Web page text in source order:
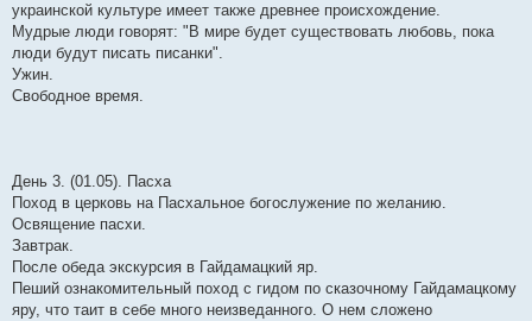
украинской культуре имеет также древнее происхождение.
Мудрые люди говорят: "В мире будет существовать любовь, пока
люди будут писать писанки".
Ужин.
Свободное время.
День 3. (01.05). Пасха
Поход в церковь на Пасхальное богослужение по желанию.
Освящение пасхи.
Завтрак.
После обеда экскурсия в Гайдамацкий яр.
Пеший ознакомительный поход с гидом по сказочному Гайдамацкому
яру, что таит в себе много неизведанного. О нем сложено